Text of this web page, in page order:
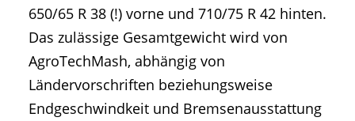
650/65 R 38 (!) vorne und 710/75 R 42 hinten.
Das zulässige Gesamtgewicht wird von
AgroTechMash, abhängig von
Ländervorschriften beziehungsweise
Endgeschwindkeit und Bremsenausstattung